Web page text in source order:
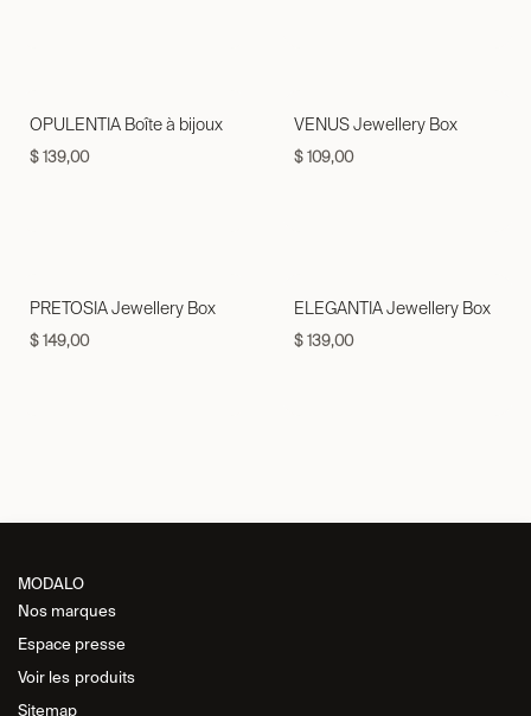
OPULENTIA Boîte à bijoux
$139,00
VENUS Jewellery Box
$109,00
PRETOSIA Jewellery Box
$149,00
ELEGANTIA Jewellery Box
$139,00
MODALO
Nos marques
Espace presse
Voir les produits
Sitemap